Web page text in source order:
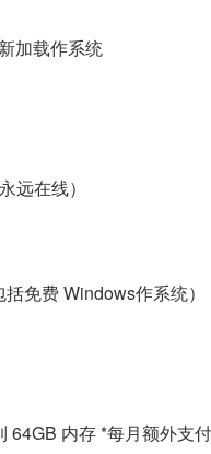
加载作系统
远在线）
免费 Windows作系统）
64GB 内存 *每月额外支